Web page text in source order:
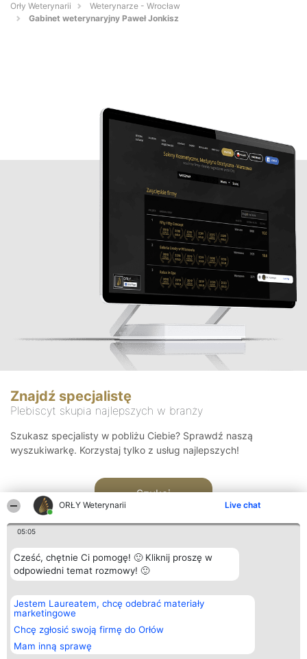
ORŁY Weterynarii Live chat
05:05
Cześć, chętnie Ci pomogę! 🙂 Kliknij proszę w
odpowiedni temat rozmowy! 🙂
Jestem Laureatem, chcę odebrać materiały
marketingowe
Chcę zgłosić swoją firmę do Orłów
Mam inną sprawę
Orły Weterynarii
Weterynarze - Wrocław
Gabinet weterynaryjny Paweł Jonkisz
Znajdź specjalistę
Plebiscyt skupia najlepszych w branży
Szukasz specjalisty w pobliżu Ciebie? Sprawdź naszą
wyszukiwarkę. Korzystaj tylko z usług najlepszych!
Szukaj
Organizator plebiscytu
Bright Side Solutions sp. z o.
o. sp. k.
ul. Ruska 22
Wrocław 50-079
KRS 0000749100 | Regon
381313360 | NIP 8943132676
Plebiscyt
Laureaci
wszystkich
Laureatów
Regulamin
Kontakt
Kontakt